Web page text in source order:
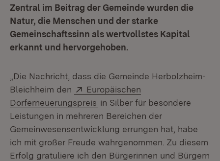
Zentral im Beitrag der Gemeinde wurden die
Natur, die Menschen und der starke
Gemeinschaftssinn als wertvollstes Kapital
erkannt und hervorgehoben.
„Die Nachricht, dass die Gemeinde Herbolzheim-
Bleichheim den
Extern:
Europäischen
Dorferneuerungspreis (Öffnet in neuem Fenster)
in Silber für besondere
Leistungen in mehreren Bereichen der
Gemeinwesensentwicklung errungen hat, habe
ich mit großer Freude wahrgenommen. Zu diesem
Erfolg gratuliere ich den Bürgerinnen und Bürgern